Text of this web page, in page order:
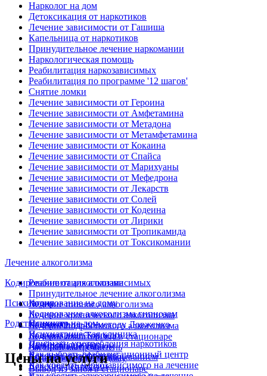
Нарколог на дом
Детоксикация от наркотиков
Лечение зависимости от Гашиша
Капельница от наркотиков
Принудительное лечение наркомании
Наркологическая помощь
Реабилитация наркозависимых
Реабилитация по программе '12 шагов'
Снятие ломки
Лечение зависимости от Героина
Лечение зависимости от Амфетамина
Лечение зависимости от Метадона
Лечение зависимости от Метамфетамина
Лечение зависимости от Кокаина
Лечение зависимости от Спайса
Лечение зависимости от Марихуаны
Лечение зависимости от Мефедрона
Лечение зависимости от Лекарств
Лечение зависимости от Солей
Лечение зависимости от Кодеина
Лечение зависимости от Лирики
Лечение зависимости от Тропикамида
Лечение зависимости от Токсикомании
Лечение алкоголизма
Реабилитация алкозависимых
Принудительное лечение алкоголизма
Лечение пивного алкоголизма
Лечение хронического алкоголизма
Лечение подросткового алкоголизма
Лечение алкоголизма в стационаре
Частный вытрезвитель
Вывод из запоя на дому
Вывод из запоя в стационаре
Кодирование от алкоголизма
Кодирование на дому
Кодирование алкоголизма гипнозом
Кодирование по методу Довженко
Кодирование Торпедо
Кодирование уколом
Кодирование иглоукалыванием
Психиатрия
Психиатр на дом
Психиатрическая клиника
Двойной диагноз
Лечение шизофрении
Лечение депрессии
Родственникам
Признаки употребления наркотиков
Как выбрать реабилитационный центр
Как убедить наркозависимого на лечение
Цены на услуги